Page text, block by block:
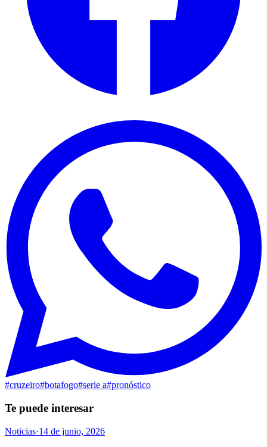
#cruzeiro#botafogo#serie a#pronóstico
Te puede interesar
Noticias·14 de junio, 2026